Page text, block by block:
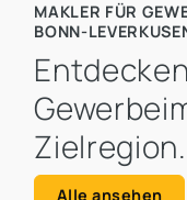
MAKLER FÜR
ONN-LEVERKUSEN
Zielregion.
Alle ansehen